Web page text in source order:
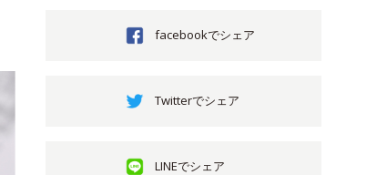
facebookでシェア
Twitterでシェア
LINEでシェア